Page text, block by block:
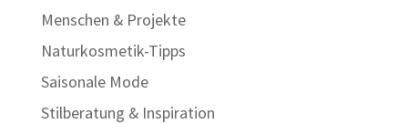
Menschen & Projekte
Naturkosmetik-Tipps
Saisonale Mode
Stilberatung & Inspiration